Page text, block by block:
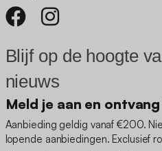
Blijf op de hoogte
nieuws
Meld je aan en
Aanbieding geldig vanaf €200.
lopende aanbiedingen. Exclusief